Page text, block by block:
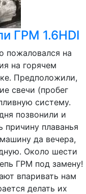
ГРМ 1.6HDI
пожаловался на
на горячем
Предположили,
свечи (пробег
систему.
позвонили и
причину плаванья
да вечера,
Около шести
ГРМ под замену!
впаривать нам
делать их